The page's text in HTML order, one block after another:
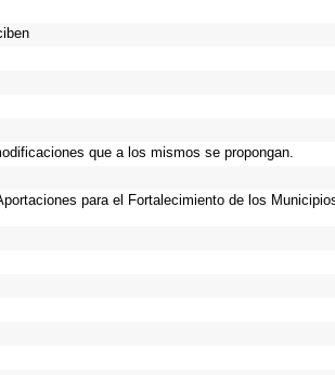
que a los mismos se propongan.
para el Fortalecimiento de los